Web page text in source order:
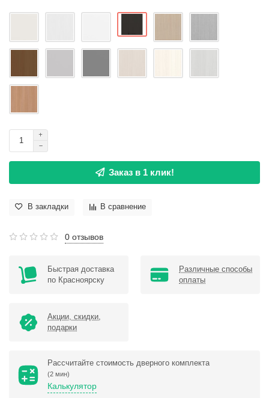
Заказ в 1 клик!
В закладки В сравнение
0 отзывов
Быстрая доставка
по Красноярску
Различные способы
оплаты
Акции, скидки,
подарки
Рассчитайте стоимость дверного комплекта
(2 мин)
Калькулятор